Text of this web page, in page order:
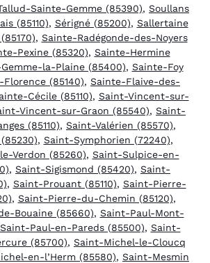
Sainte-Gemme (85390), Soullans
(85110), Sérigné (85200), Sallertaine
, Sainte-Radégonde-des-Noyers
Pexine (85320), Sainte-Hermine
la-Plaine (85400), Sainte-Foy
Florence (85140), Sainte-Flaive-des-
Cécile (85110), Saint-Vincent-sur-
Vincent-sur-Graon (85540), Saint-
(85110), Saint-Valérien (85570),
, Saint-Symphorien (72240),
Verdon (85260), Saint-Sulpice-en-
, Saint-Sigismond (85420), Saint-
, Saint-Prouant (85110), Saint-Pierre-
, Saint-Pierre-du-Chemin (85120),
Bouaine (85660), Saint-Paul-Mont-
Saint-Paul-en-Pareds (85500), Saint-
(85700), Saint-Michel-le-Cloucq
en-l’Herm (85580), Saint-Mesmin